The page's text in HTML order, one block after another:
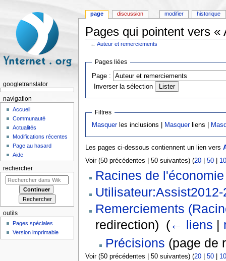
Pages qui pointent vers
←Auteur et remerciements
Pages liées
Page :
Inverser la sélection
Filtres
Masquerles inclusions | Masquerliens |
Les pages ci-dessous contiennent un lien vers
Voir (50 précédentes | 50 suivantes) (20| 50|
Racines de
Remerciements
redirection) ‎ (← liens
Précisions (page de
Voir (50 précédentes | 50 suivantes) (20| 50|
page discussion modifier historique
googletranslator
navigation
Accueil
Communauté
Actualités
Modifications récentes
Page au hasard
Aide
rechercher
outils
Pages spéciales
Version imprimable